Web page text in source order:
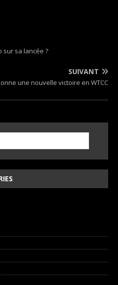
sur sa lancée ?
SUIVANT
une nouvelle victoire en WTCC